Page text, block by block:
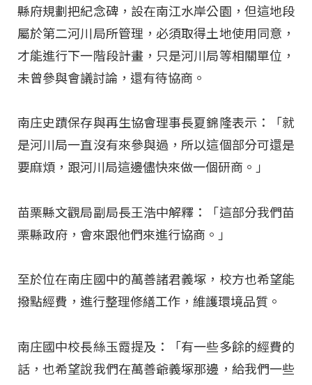
縣府規劃把紀念碑，設在南江水岸公園，但這地段
屬於第二河川局所管理，必須取得土地使用同意，
才能進行下一階段計畫，只是河川局等相關單位，
未曾參與會議討論，還有待協商。
南庄史蹟保存與再生協會理事長夏錦隆表示：「就
是河川局一直沒有來參與過，所以這個部分可還是
要麻煩，跟河川局這邊儘快來做一個研商。」
苗栗縣文觀局副局長王浩中解釋：「這部分我們苗
栗縣政府，會來跟他們來進行協商。」
至於位在南庄國中的萬善諸君義塚，校方也希望能
撥點經費，進行整理修繕工作，維護環境品質。
南庄國中校長絲玉霞提及：「有一些多餘的經費的
話，也希望說我們在萬善爺義塚那邊，給我們一些